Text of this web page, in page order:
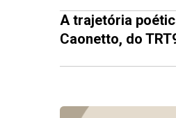
A trajetória
Caonetto, do